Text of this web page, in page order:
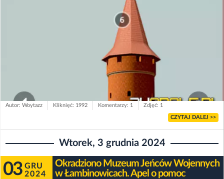
Autor: Woytazz Kliknięć: 1992 Komentarzy: 1 Zdjęć: 1
CZYTAJ DALEJ >>
Wtorek, 3 grudnia 2024
03 GRU
2024
Okradziono Muzeum Jeńców Wojennych
w Łambinowicach. Apel o pomoc